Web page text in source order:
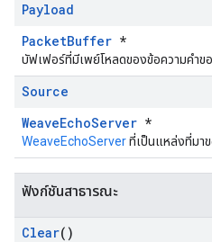
Payload
PacketBuffer *
บัฟเฟอร์ที่มีเพย์โหลดของข้อความคำข
Source
WeaveEchoServer *
WeaveEchoServerที่เป็นแหล่งที่มา
ฟังก์ชันสาธารณะ
Clear()